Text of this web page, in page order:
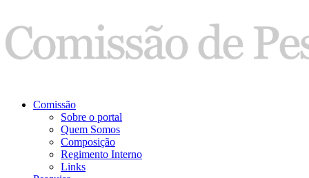
Comissão
Sobre o portal
Quem Somos
Composição
Regimento Interno
Links